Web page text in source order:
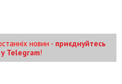
новин - приєднуйтесь
Telegram!